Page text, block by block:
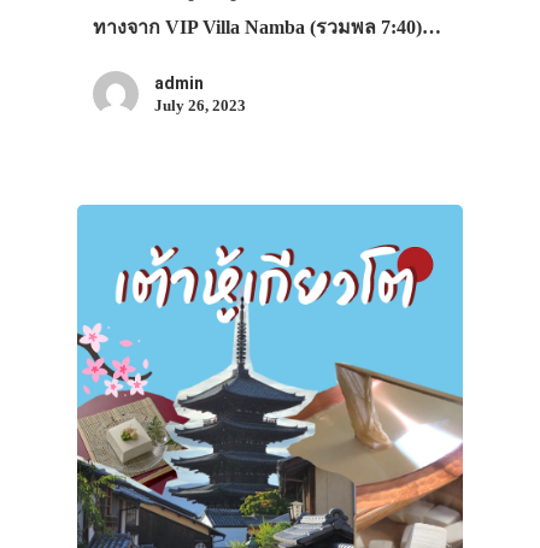
ทางจาก VIP Villa Namba (รวมพล 7:40)…
admin
July 26, 2023